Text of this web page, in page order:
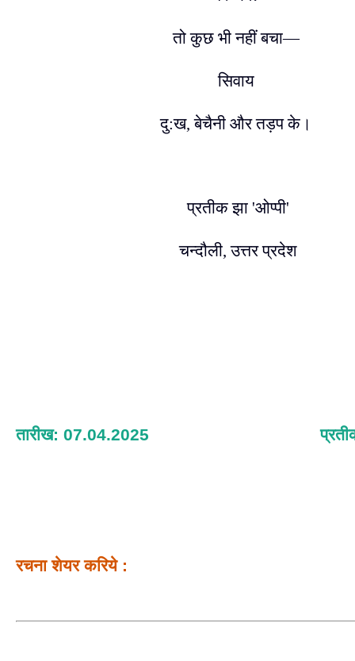
तो कुछ भी नहीं बचा—
सिवाय
दु:ख,बेचैनी और तड़प के।
प्रतीक झा 'ओप्पी'
चन्दौली,उत्तर प्रदेश
तारीख: 07.04.2025
रचना शेयर करिये :